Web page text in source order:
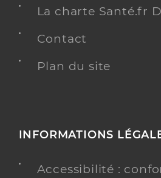
La charte Santé.fr
Contact
Plan du site
INFORMATIONS
Accessibilité :